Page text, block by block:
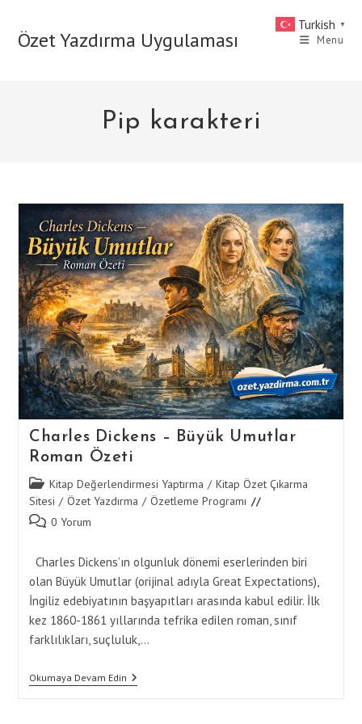
contentÖzet Yazdırma Uygulaması Menu
Pip karakteri
Charles Dickens – Büyük Umutlar
Roman Özeti
Post
category:
Kitap Değerlendirmesi Yaptırma / Kitap Özet Çıkarma
Sitesi / Özet Yazdırma / Özetleme Programı
Post 0 Yorum
Charles Dickens’ın olgunluk dönemi eserlerinden biri
olan Büyük Umutlar (orijinal adıyla Great Expectations),
İngiliz edebiyatının başyapıtları arasında kabul edilir. İlk
kez 1860-1861 yıllarında tefrika edilen roman, sınıf
farklılıkları, suçluluk,…
Okumaya Devam EdinCharles
Turkish ▼